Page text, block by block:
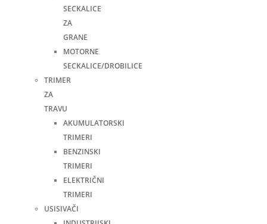
SECKALICE
ZA
GRANE
MOTORNE
SECKALICE/DROBILICE
TRIMER
ZA
TRAVU
AKUMULATORSKI
TRIMERI
BENZINSKI
TRIMERI
ELEKTRIČNI
TRIMERI
USISIVAČI